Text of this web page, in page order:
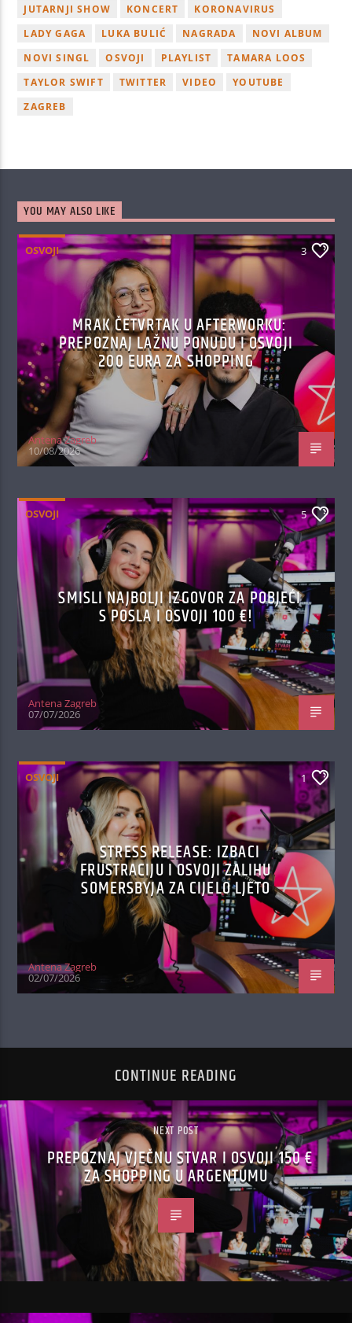
JUTARNJI SHOW
KONCERT
KORONAVIRUS
LADY GAGA
LUKA BULIĆ NAGRADA
NOVI ALBUM
NOVI SINGL
OSVOJI PLAYLIST
TAMARA LOOS
TAYLOR SWIFT
TWITTER VIDEO
YOUTUBE
ZAGREB
YOU MAY ALSO LIKE
OSVOJI 3
MRAK ČETVRTAK U AFTERWORKU:
PREPOZNAJ LAŽNU PONUDU I OSVOJI
200 EURA ZA SHOPPING
Antena Zagreb
10/08/2026
OSVOJI 5
SMISLI NAJBOLJI IZGOVOR ZA POBJEĆI
S POSLA I OSVOJI 100 €!
Antena Zagreb
07/07/2026
OSVOJI 1
STRESS RELEASE: IZBACI
FRUSTRACIJU I OSVOJI ZALIHU
SOMERSBYJA ZA CIJELO LJETO
Antena Zagreb
02/07/2026
CONTINUE READING
NEXT POST
PREPOZNAJ VJEČNU STVAR I OSVOJI 150 €
ZA SHOPPING U ARGENTUMU